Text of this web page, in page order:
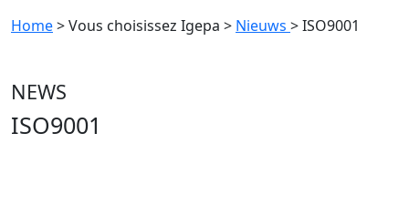
Home> Vous choisissez Igepa > Nieuws > ISO9001
NEWS
ISO9001